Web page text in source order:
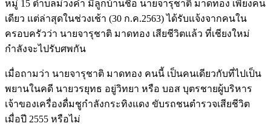
หมู่ 15 ตำบลม่วงคำ มีลูกบ้านชื่อ นายจารุชาติ มาดทอง เพียงคน
เดียว แต่ล่าสุดในช่วงเช้า (30 ก.ค.2563) ได้รับแจ้งจากคนใน
ครอบครัวว่า นายจารุชาติ มาดทอง เสียชีวิตแล้ว ที่เชียงใหม่
กำลังจะไปรับศพกัน
เมื่อถามว่า นายจารุชาติ มาดทอง คนนี้ เป็นคนเดียวกับที่ไปเป็น
พยานในคดี นายวรยุทธ อยู่วิทยา หรือ บอส บุตรชายผู้บริหาร
เจ้าของเครื่องดื่มชูกำลังกระทิงแดง ขับรถชนตำรวจเสียชีวิต
เมื่อปี 2555 หรือไม่